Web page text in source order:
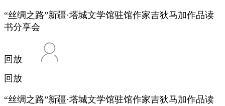
“丝绸之路”新疆·塔城文学馆驻馆作家吉狄马加作品读
书分享会
回放
回放
“丝绸之路”新疆·塔城文学馆驻馆作家吉狄马加作品读